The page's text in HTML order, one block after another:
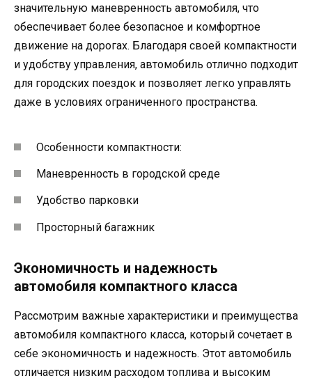
значительную маневренность автомобиля, что
обеспечивает более безопасное и комфортное
движение на дорогах. Благодаря своей компактности
и удобству управления, автомобиль отлично подходит
для городских поездок и позволяет легко управлять
даже в условиях ограниченного пространства.
Особенности компактности:
Маневренность в городской среде
Удобство парковки
Просторный багажник
Экономичность и надежность
автомобиля компактного класса
Рассмотрим важные характеристики и преимущества
автомобиля компактного класса, который сочетает в
себе экономичность и надежность. Этот автомобиль
отличается низким расходом топлива и высоким